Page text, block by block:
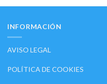
INFORMACIÓN
AVISO LEGAL
POLÍTICA DE COOKIES